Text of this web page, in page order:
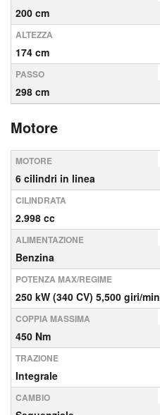
200 cm
ALTEZZA
174 cm
PASSO
298 cm
Motore
MOTORE
6 cilindri in linea
CILINDRATA
2.998 cc
ALIMENTAZIONE
Benzina
POTENZA MAX/REGIME
250 kW (340 CV) 5,500 giri/min
COPPIA MASSIMA
450 Nm
TRAZIONE
Integrale
CAMBIO